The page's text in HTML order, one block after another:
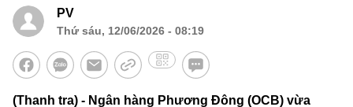
PV
Thứ sáu, 12/06/2026 - 08:19
(Thanh tra) - Ngân hàng Phương Đông (OCB) vừa